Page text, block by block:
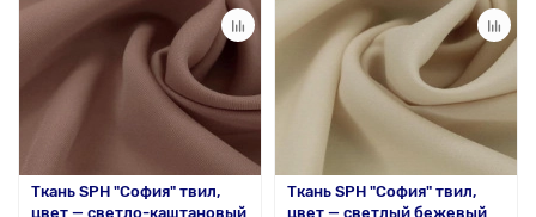
Ткань SPH "София" твил,
цвет — светло-каштановый
Ткань SPH "София" твил,
цвет — светлый бежевый